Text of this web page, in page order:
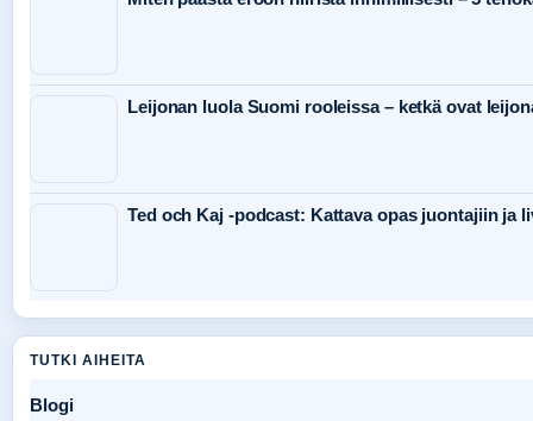
Leijonan luola Suomi rooleissa – ketkä ovat
Ted och Kaj -podcast: Kattava opas juontajiin ja
TUTKI AIHEITA
Blogi